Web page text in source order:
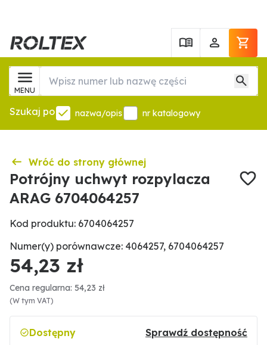
MENU
Szukaj po nazwa/opis nr katalogowy
Wróć do strony głównej
Potrójny uchwyt rozpylacza
ARAG 6704064257
Kod produktu: 6704064257
Numer(y) porównawcze: 4064257, 6704064257
54,23 zł
Cena regularna: 54,23 zł
(W tym VAT)
Dostępny Sprawdź dostępność